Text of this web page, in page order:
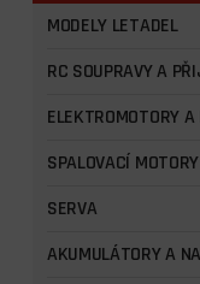
MODELY LETADEL
RC SOUPRAVY A
ELEKTROMOTORY
SPALOVACÍ MOTORY
SERVA
AKUMULÁTORY A